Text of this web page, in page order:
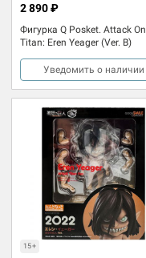
Фигурка Q Posket. Attack On
Titan: Eren Yeager (Ver. B)
2 890 ₽
Уведомить о наличии
15+